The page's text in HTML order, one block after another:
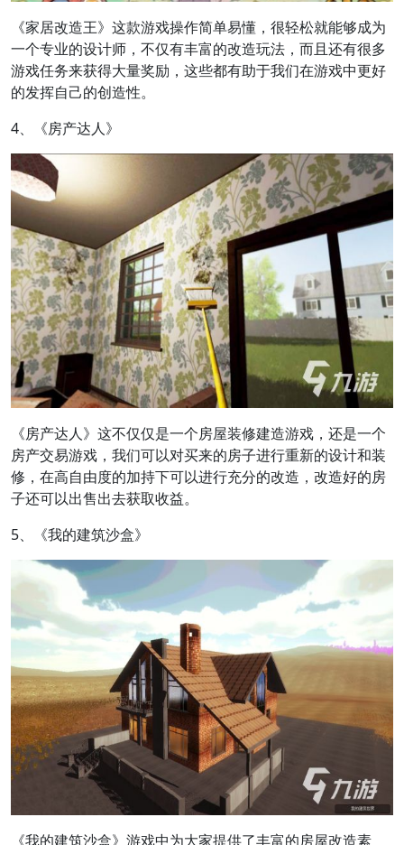
《家居改造王》这款游戏操作简单易懂，很轻松就能够成为
一个专业的设计师，不仅有丰富的改造玩法，而且还有很多
游戏任务来获得大量奖励，这些都有助于我们在游戏中更好
的发挥自己的创造性。
4、《房产达人》
《房产达人》这不仅仅是一个房屋装修建造游戏，还是一个
房产交易游戏，我们可以对买来的房子进行重新的设计和装
修，在高自由度的加持下可以进行充分的改造，改造好的房
子还可以出售出去获取收益。
5、《我的建筑沙盒》
《我的建筑沙盒》游戏中为大家提供了丰富的房屋改造素